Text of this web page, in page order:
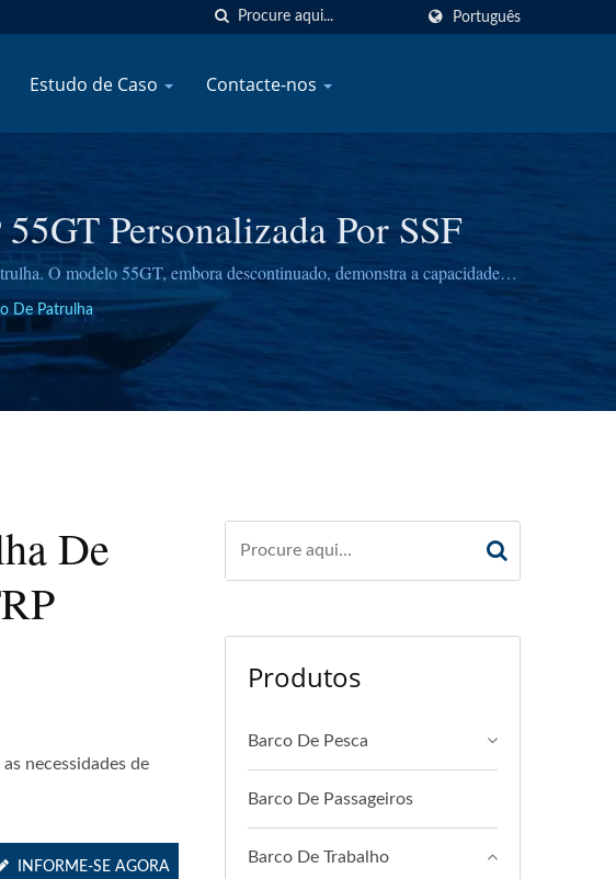
Português
Estudo de Caso Contacte-nos
Personalizada Por SSF
O modelo 55GT, embora descontinuado, demonstra a capacidade da
com construção em fibra de vidro comprovada e desempenho em alta
De Patrulha
De
necessidades de
INFORME-SE AGORA
Produtos
Barco De Pesca
Barco De Passageiros
Barco De Trabalho